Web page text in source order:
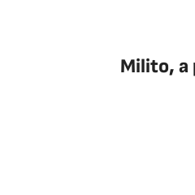
Milito, a